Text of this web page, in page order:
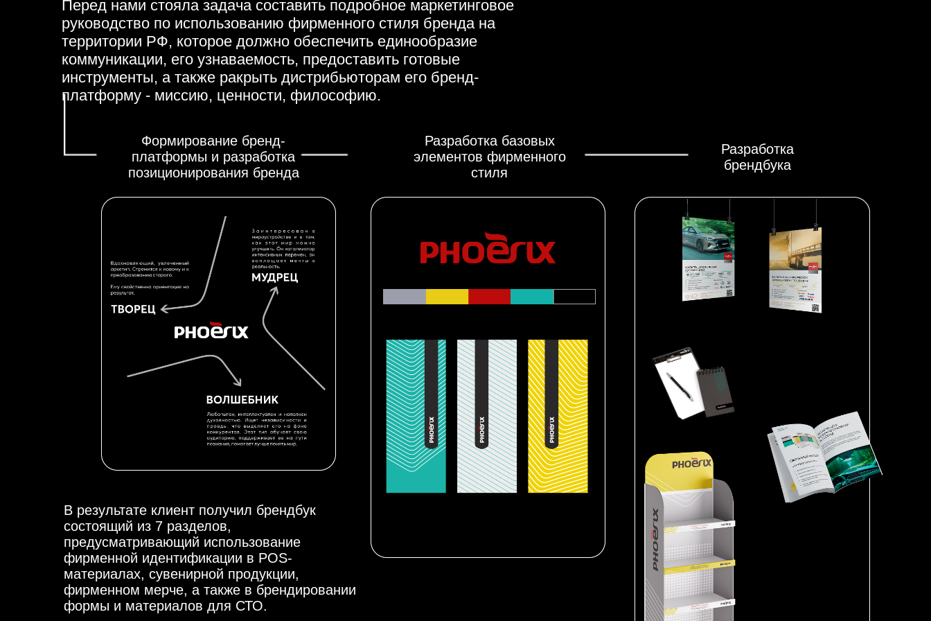
Перед нами стояла задача составить подробное маркетинговое
руководство по использованию фирменного стиля бренда на
территории РФ, которое должно обеспечить единообразие
коммуникации, его узнаваемость, предоставить готовые
инструменты, а также ракрыть дистрибьюторам его бренд-
платформу - миссию, ценности, философию.
В результате клиент получил брендбук
состоящий из 7 разделов,
предусматривающий использование
фирменной идентификации в POS-
материалах, сувенирной продукции,
фирменном мерче, а также в брендировании
формы и материалов для СТО.
Разработка
брендбука
Разработка базовых
элементов фирменного
стиля
Формирование бренд-
платформы и разработка
позиционирования бренда